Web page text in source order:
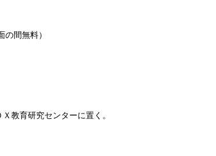
の間無料）
教育研究センターに置く。